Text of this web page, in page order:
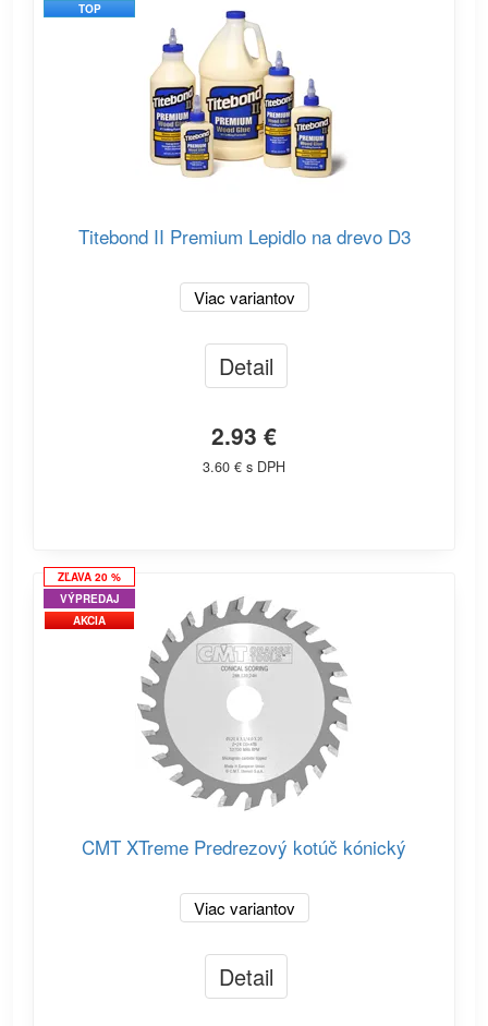
TOP
Titebond II Premium Lepidlo na drevo D3
Viac variantov
Detail
2.93 €
3.60 € s DPH
ZĽAVA 20 %
VÝPREDAJ
AKCIA
CMT XTreme Predrezový kotúč kónický
Viac variantov
Detail